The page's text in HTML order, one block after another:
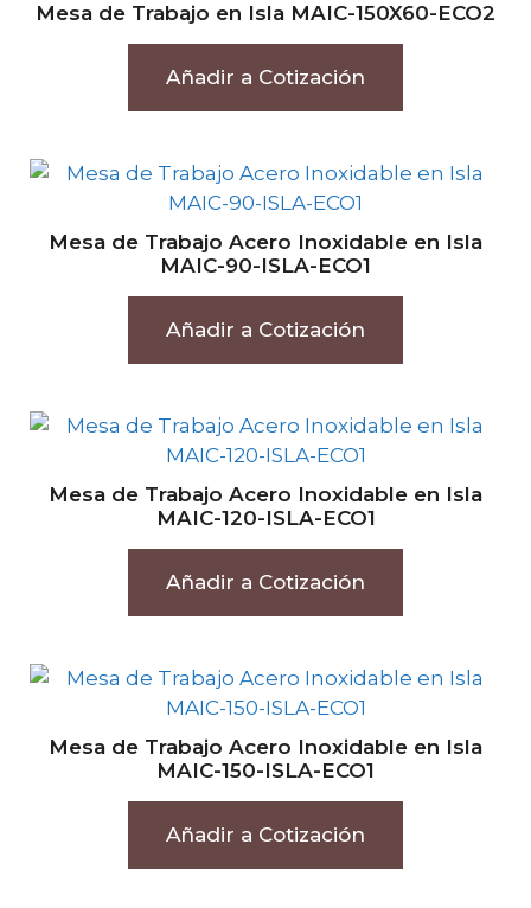
Mesa de Trabajo en Isla MAIC-150X60-ECO2
Añadir a Cotización
Mesa de Trabajo Acero Inoxidable en Isla
MAIC-90-ISLA-ECO1
Añadir a Cotización
Mesa de Trabajo Acero Inoxidable en Isla
MAIC-120-ISLA-ECO1
Añadir a Cotización
Mesa de Trabajo Acero Inoxidable en Isla
MAIC-150-ISLA-ECO1
Añadir a Cotización